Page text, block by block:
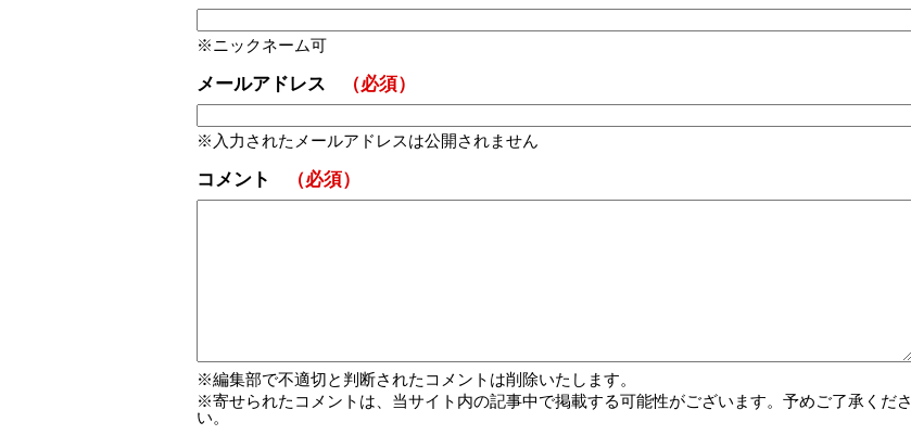
ニックネーム可
メールアドレス （必須）
入力されたメールアドレスは公開されません
コメント （必須）
編集部で不適切と判断されたコメントは削除いたします。
寄せられたコメントは、当サイト内の記事中で掲載する可能性がございます。予めご了承くださ
い。